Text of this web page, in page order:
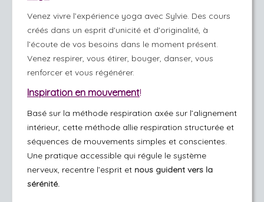
Venez vivre l’expérience yoga avec Sylvie. Des cours
créés dans un esprit d'unicité et d'originalité, à
l’écoute de vos besoins dans le moment présent.
Venez respirer, vous étirer, bouger, danser, vous
renforcer et vous régénérer.
Inspiration en mouvement!
Basé sur la méthode respiration axée sur l’alignement
intérieur, cette méthode allie respiration structurée et
séquences de mouvements simples et conscientes.
Une pratique accessible qui régule le système
nerveux, recentre l’esprit et nous guident vers la
sérénité.